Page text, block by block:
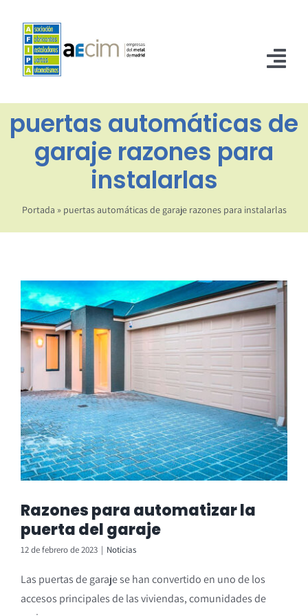
contenido
INICIO
ASOCIADOS
NOTICIAS
puertas automáticas de
garaje razones para
instalarlas
Portada » puertas automáticas de garaje razones para instalarlas
Razones para automatizar la
puerta del garaje
12 de febrero de 2023 | Noticias
Las puertas de garaje se han convertido en uno de los
accesos principales de las viviendas, comunidades de